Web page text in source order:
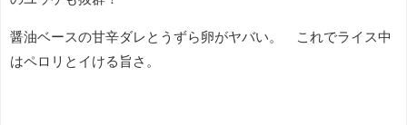
醤油ベースの甘辛ダレとうずら卵がヤバい。 これでライス中
はペロリとイける旨さ。